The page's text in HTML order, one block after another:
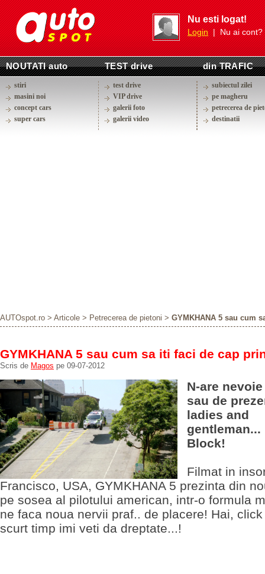
Nu esti logat!
Login| Nu ai cont?
NOUTATI auto TEST drive din TRAFIC
stiri
masini noi
concept cars
super cars
test drive
VIP drive
galerii foto
galerii video
subiectul zilei
pe magheru
petrecerea de
destinatii
AUTOspot.ro > Articole > Petrecerea de pietoni > GYMKHANA 5 sau cum
GYMKHANA 5 sau cum sa iti faci de cap
Scris de Magos pe 09-07-2012
N-are
sau de
ladies and
gentleman...
Block!
Filmat in
Francisco, USA, GYMKHANA 5 prezinta din
pe sosea al pilotului american, intr-o formula
ne faca noua nervii praf.. de placere! Hai,
scurt timp imi veti da dreptate...!